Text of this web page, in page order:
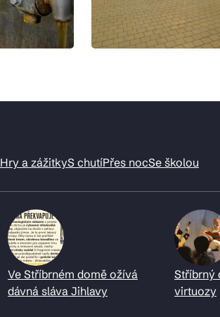
Hry a zážitkyS chutíPřes nocSe školou
Ve Stříbrném domě ožívá
dávná sláva Jihlavy
Stříbrný
virtuozy